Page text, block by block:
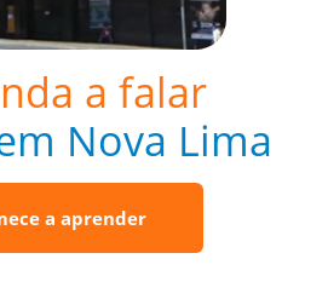
a falar
Nova Lima
a aprender